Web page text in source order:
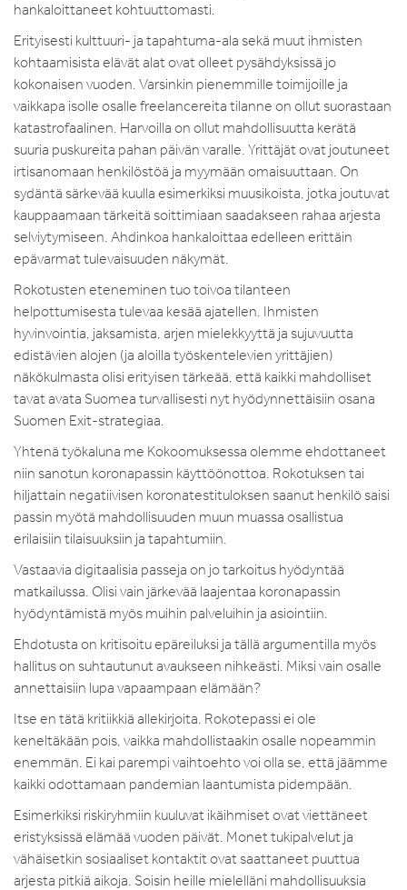
hankaloittaneet kohtuuttomasti.
Erityisesti kulttuuri- ja tapahtuma-ala sekä muut ihmisten
kohtaamisista elävät alat ovat olleet pysähdyksissä jo
kokonaisen vuoden. Varsinkin pienemmille toimijoille ja
vaikkapa isolle osalle freelancereita tilanne on ollut suorastaan
katastrofaalinen. Harvoilla on ollut mahdollisuutta kerätä
suuria puskureita pahan päivän varalle. Yrittäjät ovat joutuneet
irtisanomaan henkilöstöä ja myymään omaisuuttaan. On
sydäntä särkevää kuulla esimerkiksi muusikoista, jotka joutuvat
kauppaamaan tärkeitä soittimiaan saadakseen rahaa arjesta
selviytymiseen. Ahdinkoa hankaloittaa edelleen erittäin
epävarmat tulevaisuuden näkymät.
Rokotusten eteneminen tuo toivoa tilanteen
helpottumisesta tulevaa kesää ajatellen. Ihmisten
hyvinvointia, jaksamista, arjen mielekkyyttä ja sujuvuutta
edistävien alojen (ja aloilla työskentelevien yrittäjien)
näkökulmasta olisi erityisen tärkeää, että kaikki mahdolliset
tavat avata Suomea turvallisesti nyt hyödynnettäisiin osana
Suomen Exit-strategiaa.
Yhtenä työkaluna me Kokoomuksessa olemme ehdottaneet
niin sanotun koronapassin käyttöönottoa. Rokotuksen tai
hiljattain negatiivisen koronatestituloksen saanut henkilö saisi
passin myötä mahdollisuuden muun muassa osallistua
erilaisiin tilaisuuksiin ja tapahtumiin.
Vastaavia digitaalisia passeja on jo tarkoitus hyödyntää
matkailussa. Olisi vain järkevää laajentaa koronapassin
hyödyntämistä myös muihin palveluihin ja asiointiin.
Ehdotusta on kritisoitu epäreiluksi ja tällä argumentilla myös
hallitus on suhtautunut avaukseen nihkeästi. Miksi vain osalle
annettaisiin lupa vapaampaan elämään?
Itse en tätä kritiikkiä allekirjoita. Rokotepassi ei ole
keneltäkään pois, vaikka mahdollistaakin osalle nopeammin
enemmän. Ei kai parempi vaihtoehto voi olla se, että jäämme
kaikki odottamaan pandemian laantumista pidempään.
Esimerkiksi riskiryhmiin kuuluvat ikäihmiset ovat viettäneet
eristyksissä elämää vuoden päivät. Monet tukipalvelut ja
vähäisetkin sosiaaliset kontaktit ovat saattaneet puuttua
arjesta pitkiä aikoja. Soisin heille mielelläni mahdollisuuksia